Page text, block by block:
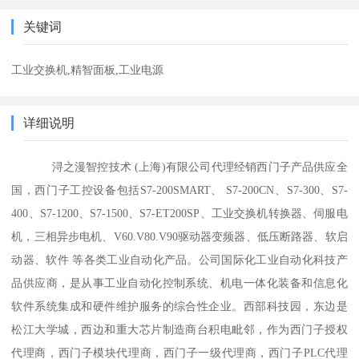
关键词
工业交换机,精智面板,工业电源
详细说明
浔之漫智控技术 (上海)有限公司代理经销西门子产品供应全
国，西门子工控设备包括S7-200SMART、 S7-200CN、S7-300、S7-
400、S7-1200、S7-1500、S7-ET200SP、工业交换机转换器、伺服电
机，三相异步电机、V60.V80.V90驱动器变频器、低压断路器、软启
动器、软件 等各类工业自动化产品。公司国际化工业自动化科技产
品供应商，是从事工业自动化控制系统、机电一体化装备和信息化
软件系统集成和硬件维护服务的综合性企业。西部科技园，东边是
松江大学城，西边和重大芯片制造商台积电毗邻，作为西门子授权
代理商，西门子模块代理商，西门子一级代理商，西门子PLC代理